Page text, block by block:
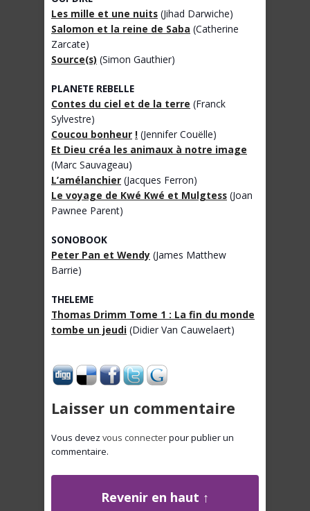
Les mille et une nuits (Jihad Darwiche)
Salomon et la reine de Saba (Catherine
Zarcate)
Source(s) (Simon Gauthier)
PLANETE REBELLE
Contes du ciel et de la terre (Franck
Sylvestre)
Coucou bonheur ! (Jennifer Couëlle)
Et Dieu créa les animaux à notre image
(Marc Sauvageau)
L’amélanchier (Jacques Ferron)
Le voyage de Kwé Kwé et Mulgtess (Joan
Pawnee Parent)
SONOBOOK
Peter Pan et Wendy (James Matthew
Barrie)
THELEME
Thomas Drimm Tome 1 : La fin du monde
tombe un jeudi (Didier Van Cauwelaert)
Laisser un commentaire
Vous devez vous connecterpour publier un
commentaire.
Revenir en haut ↑